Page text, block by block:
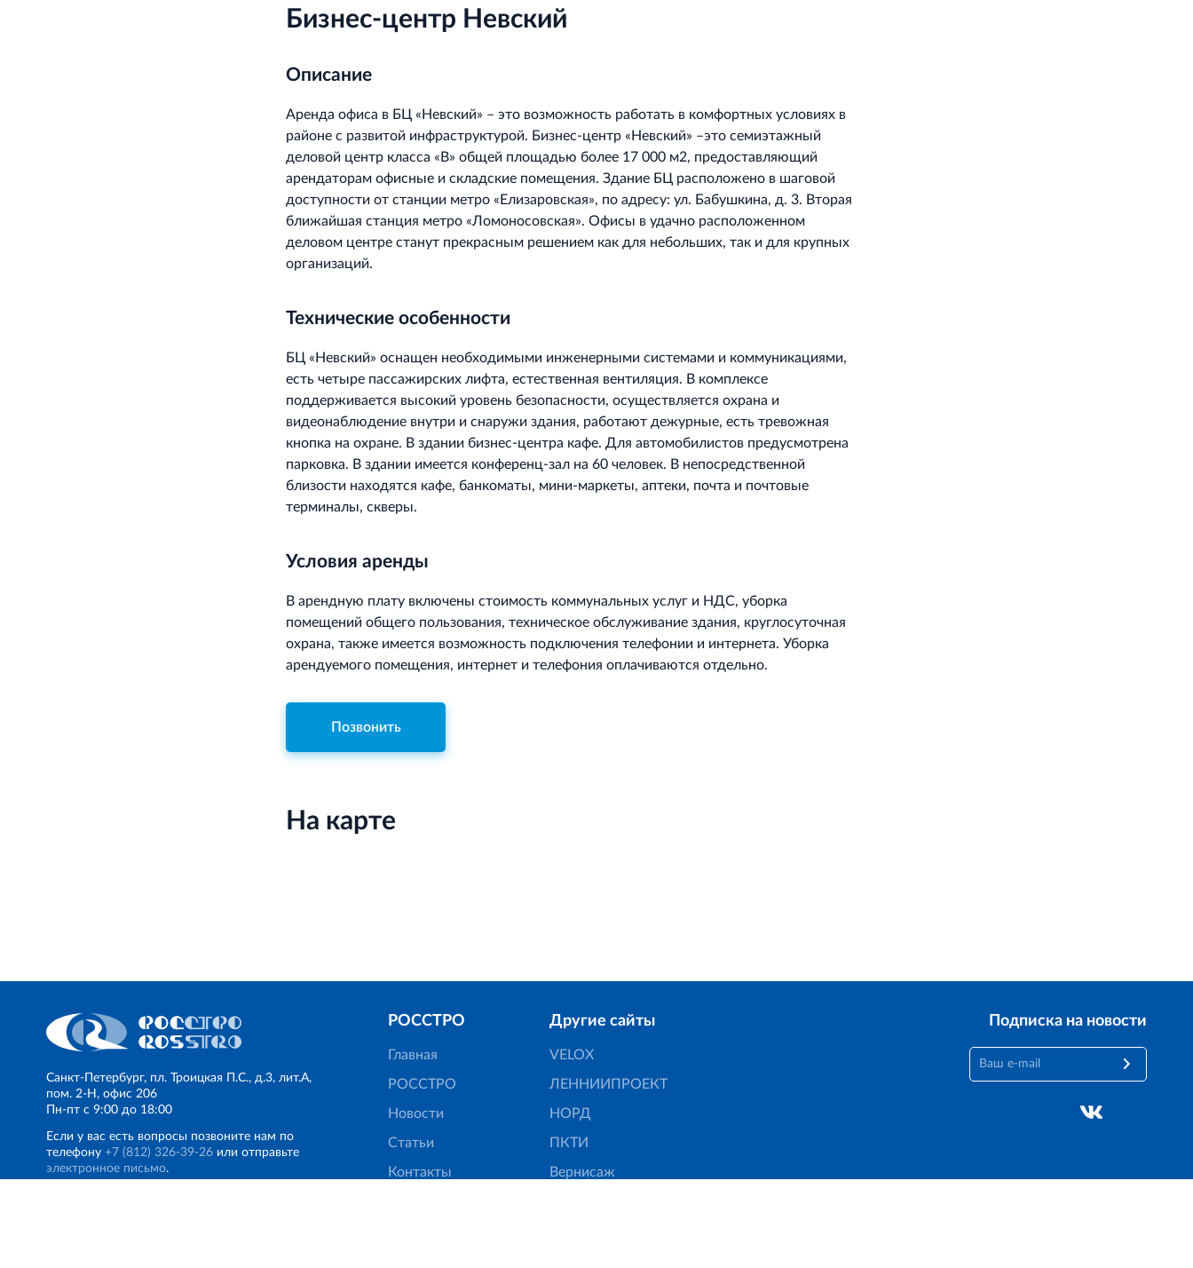
Бизнес-центр Невский
Описание
Аренда офиса в БЦ «Невский» – это возможность работать в комфортных условиях в
районе с развитой инфраструктурой. Бизнес-центр «Невский» –это семиэтажный
деловой центр класса «В» общей площадью более 17 000 м2, предоставляющий
арендаторам офисные и складские помещения. Здание БЦ расположено в шаговой
доступности от станции метро «Елизаровская», по адресу: ул. Бабушкина, д. 3. Вторая
ближайшая станция метро «Ломоносовская». Офисы в удачно расположенном
деловом центре станут прекрасным решением как для небольших, так и для крупных
организаций.
Технические особенности
БЦ «Невский» оснащен необходимыми инженерными системами и коммуникациями,
есть четыре пассажирских лифта, естественная вентиляция. В комплексе
поддерживается высокий уровень безопасности, осуществляется охрана и
видеонаблюдение внутри и снаружи здания, работают дежурные, есть тревожная
кнопка на охране. В здании бизнес-центра кафе. Для автомобилистов предусмотрена
парковка. В здании имеется конференц-зал на 60 человек. В непосредственной
близости находятся кафе, банкоматы, мини-маркеты, аптеки, почта и почтовые
терминалы, скверы.
Условия аренды
В арендную плату включены стоимость коммунальных услуг и НДС, уборка
помещений общего пользования, техническое обслуживание здания, круглосуточная
охрана, также имеется возможность подключения телефонии и интернета. Уборка
арендуемого помещения, интернет и телефония оплачиваются отдельно.
Позвонить
На карте
Санкт‐Петербург, пл. Троицкая П.С., д.3, лит.А,
пом. 2-Н, офис 206
Пн‐пт с 9:00 до 18:00
Если у вас есть вопросы позвоните нам по
телефону +7 (812) 326‐39‐26 или отправьте
электронное письмо.
РОССТРО
Главная
РОССТРО
Новости
Статьи
Контакты
Другие сайты
VELOX
ЛЕННИИПРОЕКТ
НОРД
ПКТИ
Вернисаж
Подписка на новости